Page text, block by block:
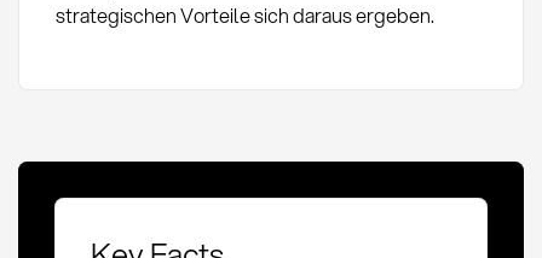
strategischen Vorteile sich daraus ergeben.